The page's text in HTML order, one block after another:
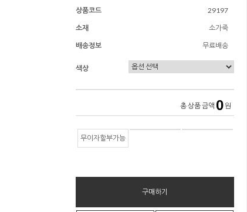
상품코드
29197
소재
소가죽
배송정보
무료배송
색상
총 상품 금액 0 원
무이자할부가능
구매하기